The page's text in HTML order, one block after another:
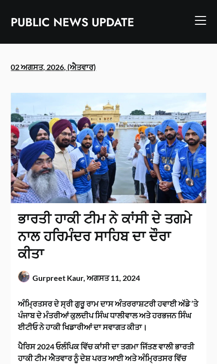
contentPUBLIC NEWS UPDATE
02 ਅਗਸਤ, 2026, (ਐਤਵਾਰ)
ਭਾਰਤੀ ਹਾਕੀ ਟੀਮ ਨੇ ਕਾਂਸੀ ਦੇ ਤਗਮੇ
ਨਾਲ ਹਰਿਮੰਦਰ ਸਾਹਿਬ ਦਾ ਦੌਰਾ
ਕੀਤਾ
Gurpreet Kaur,ਅਗਸਤ 11, 2024
ਅੰਮ੍ਰਿਤਸਰ ਦੇ ਸ੍ਰੀ ਗੁਰੂ ਰਾਮ ਦਾਸ ਅੰਤਰਰਾਸ਼ਟਰੀ ਹਵਾਈ ਅੱਡੇ ’ਤੇ
ਪੰਜਾਬ ਦੇ ਮੰਤਰੀਆਂ ਕੁਲਦੀਪ ਸਿੰਘ ਧਾਲੀਵਾਲ ਅਤੇ ਹਰਭਜਨ ਸਿੰਘ
ਈਟੀਓ ਨੇ ਹਾਕੀ ਖਿਡਾਰੀਆਂ ਦਾ ਸਵਾਗਤ ਕੀਤਾ।
ਪੈਰਿਸ 2024 ਓਲੰਪਿਕ ਵਿੱਚ ਕਾਂਸੀ ਦਾ ਤਗਮਾ ਜਿੱਤਣ ਵਾਲੀ ਭਾਰਤੀ
ਹਾਕੀ ਟੀਮ ਐਤਵਾਰ ਨੂੰ ਦੇਸ਼ ਪਰਤ ਆਈ ਅਤੇ ਅੰਮ੍ਰਿਤਸਰ ਵਿੱਚ